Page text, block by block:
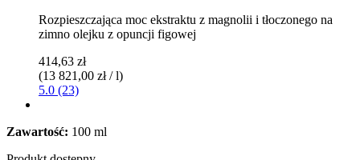
Rozpieszczająca moc ekstraktu z magnolii i tłoczonego na
zimno olejku z opuncji figowej
414,63 zł
(13 821,00 zł / l)
5.0 (23)
Zawartość: 100 ml